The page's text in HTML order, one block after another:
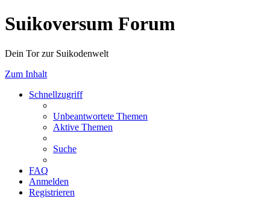
Suikoversum Forum
Dein Tor zur Suikodenwelt
Zum Inhalt
Schnellzugriff
Unbeantwortete Themen
Aktive Themen
Suche
FAQ
Anmelden
Registrieren